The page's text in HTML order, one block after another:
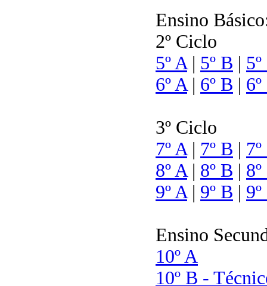
Ensino
2º Ciclo
5º A| 5º B |
6º A| 6º B |
3º Ciclo
7º A| 7º B |
8º A| 8º B |
9º A| 9º B |
Ensino
10º A
10º B -